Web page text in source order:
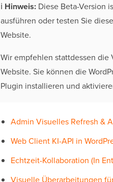
ℹ️ Hinweis: Diese Beta-Version
ausführen oder testen Sie
Website.
Wir empfehlen stattdessen die
Website. Sie können die
Plugin installieren und
Admin Visuelles Refresh &
Web Client KI-API in
Echtzeit-Kollaboration (In